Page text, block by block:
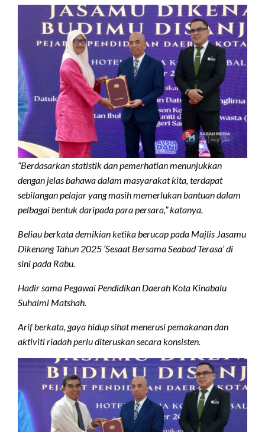
“Berdasarkan statistik dan pemerhatian menunjukkan
dengan jelas bahawa dalam masyarakat kita, terdapat
sebilangan pelajar yang masih memerlukan bantuan dalam
pelbagai bentuk daripada para persara,” katanya.
Beliau berkata demikian ketika berucap pada Majlis Jasamu
Dikenang Tahun 2025 ‘Sesaat Bersama Seabad Terasa’ di
sini pada Rabu.
Hadir sama Pegawai Pendidikan Daerah Kota Kinabalu
Suhaimi Matshah.
Arif berkata, gaya hidup sihat menerusi pemakanan dan
aktiviti riadah perlu diteruskan secara konsisten.